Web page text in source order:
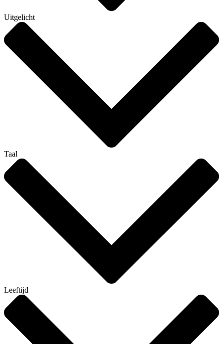
Uitgelicht
Taal
Leeftijd